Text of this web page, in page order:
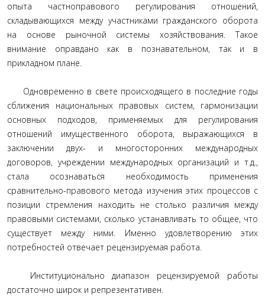
опыта частноправового регулирования отношений,
складывающихся между участниками гражданского оборота
на основе рыночной системы хозяйствования. Такое
внимание оправдано как в познавательном, так и в
прикладном плане.
Одновременно в свете происходящего в последние годы
сближения национальных правовых систем, гармонизации
основных подходов, применяемых для регулирования
отношений имущественного оборота, выражающихся в
заключении двух- и многосторонних международных
договоров, учреждении международных организаций и т.д.,
стала осознаваться необходимость применения
сравнительно-правового метода изучения этих процессов с
позиции стремления находить не столько различия между
правовыми системами, сколько устанавливать то общее, что
существует между ними. Именно удовлетворению этих
потребностей отвечает рецензируемая работа.
Институционально диапазон рецензируемой работы
достаточно широк и репрезентативен.